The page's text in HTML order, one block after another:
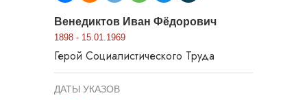
Венедиктов Иван Фёдорович
1898 - 15.01.1969
Герой Социалистического Труда
ДАТЫ УКАЗОВ